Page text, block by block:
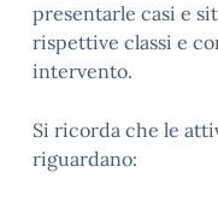
presentarle casi e
rispettive classi e
intervento.
Si ricorda che le
riguardano: